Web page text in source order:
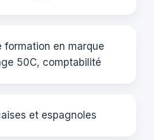
formation en marque
50C, comptabilité
et espagnoles